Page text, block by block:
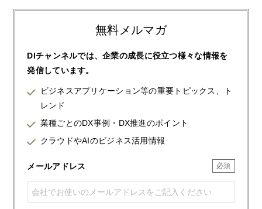
無料メルマガ
DIチャンネルでは、企業の成長に役立つ様々な情報を
発信しています。
ビジネスアプリケーション等の重要トピックス、ト
レンド
業種ごとのDX事例・DX推進のポイント
クラウドやAIのビジネス活用情報
メールアドレス